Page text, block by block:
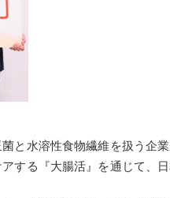
と水溶性食物繊維を扱う企
する『大腸活』を通じて、